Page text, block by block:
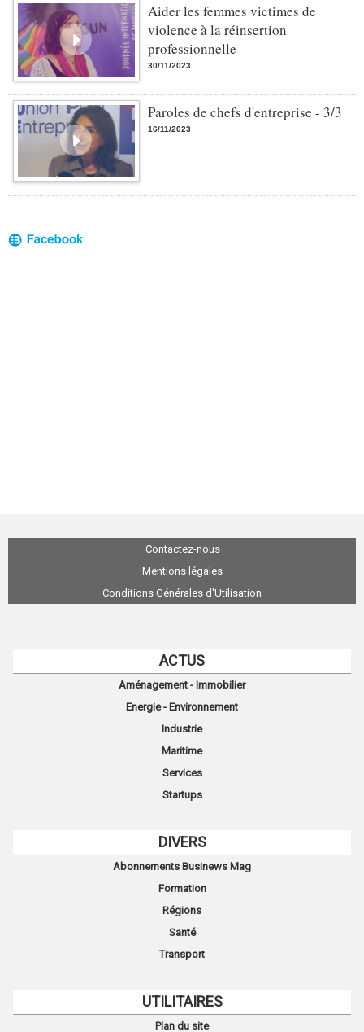
Aider les femmes victimes de
violence à la réinsertion
professionnelle
30/11/2023
Paroles de chefs d'entreprise - 3/3
16/11/2023
Contactez-nous
Mentions légales
Conditions Générales d'Utilisation
ACTUS
Aménagement - Immobilier
Energie - Environnement
Industrie
Maritime
Services
Startups
DIVERS
Abonnements Businews Mag
Formation
Régions
Santé
Transport
UTILITAIRES
Plan du site